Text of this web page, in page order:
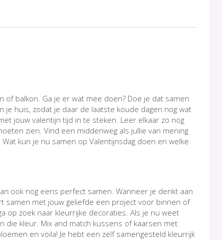
balkon. Ga je er wat mee doen? Doe je dat samen
huis, zodat je daar de laatste koude dagen nog wat
jouw valentijn tijd in te steken. Leer elkaar zo nog
zien. Vind een middenweg als jullie van mening
kun je nu samen op Valentijnsdag doen en welke
ook nog eens perfect samen. Wanneer je denkt aan
samen met jouw geliefde een project voor binnen of
op zoek naar kleurrijke decoraties. Als je nu weet
die kleur. Mix and match kussens of kaarsen met
en voila! Je hebt een zelf samengesteld kleurrijk